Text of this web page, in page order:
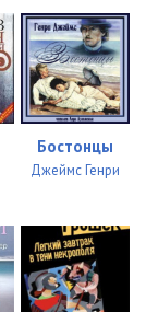
Бостонцы
Джеймс Генри